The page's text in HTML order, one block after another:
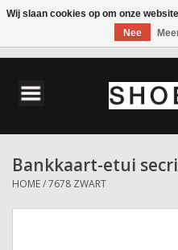
Herenschoenen
Accessoires
Bankkaart-etui
HOME/7678 ZWART
Wij slaan cookies op om onze
Nee